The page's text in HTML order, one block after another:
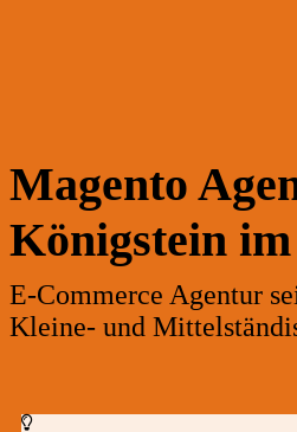
Magento
Königstein
E-Commerce Agentur
Kleine- und